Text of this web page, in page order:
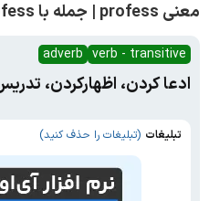
معنی profess | جمله با profess
verb - transitive
adverb
ادعا کردن، اظهارکردن،
تبلیغات (تبلیغات را حذف کنید)